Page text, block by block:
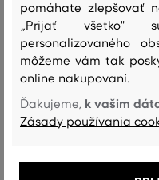
AKO SEDELA
Veľkosť je oveľa menšia ako
pomáhate zlepšovať
„Prijať všetko"
personalizovaného
môžeme vám tak
online nakupovaní.
Ďakujeme, k vašim
Zásady používania